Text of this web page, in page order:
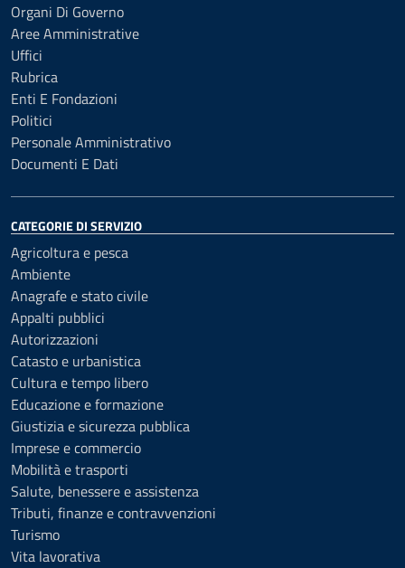
Organi Di Governo
Aree Amministrative
Uffici
Rubrica
Enti E Fondazioni
Politici
Personale Amministrativo
Documenti E Dati
CATEGORIE DI SERVIZIO
Agricoltura e pesca
Ambiente
Anagrafe e stato civile
Appalti pubblici
Autorizzazioni
Catasto e urbanistica
Cultura e tempo libero
Educazione e formazione
Giustizia e sicurezza pubblica
Imprese e commercio
Mobilità e trasporti
Salute, benessere e assistenza
Tributi, finanze e contravvenzioni
Turismo
Vita lavorativa